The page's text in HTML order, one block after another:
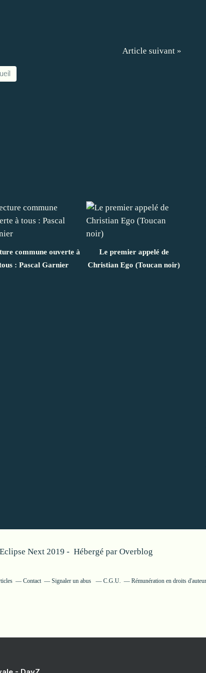
Article suivant »
commune ouverte à
: Pascal Garnier
Le premier appelé de
Christian Ego (Toucan noir)
Eclipse Next 2019 - Hébergé par Overblog
Contact Signaler un abus C.G.U. Rémunération en droits d'auteur